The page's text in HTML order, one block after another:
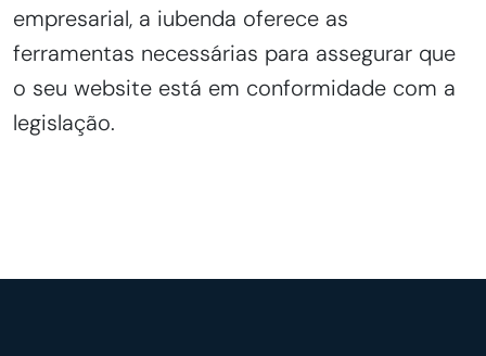
empresarial, a iubenda oferece as
ferramentas necessárias para assegurar que
o seu website está em conformidade com a
legislação.